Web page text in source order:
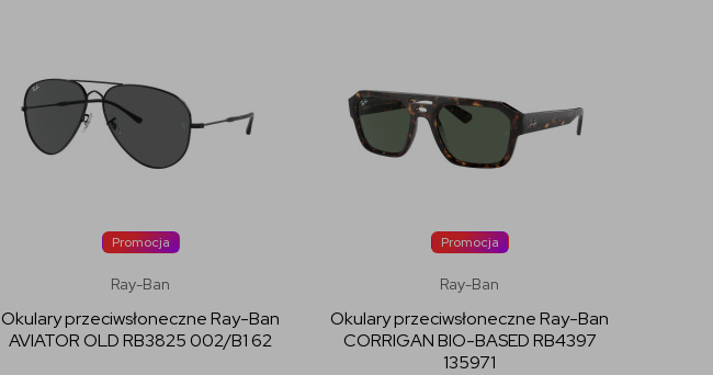
Promocja
Ray-Ban
Okulary przeciwsłoneczne Ray-Ban
AVIATOR OLD RB3825 002/B1 62
Promocja
Ray-Ban
Okulary przeciwsłoneczne Ray-Ban
CORRIGAN BIO-BASED RB4397
135971